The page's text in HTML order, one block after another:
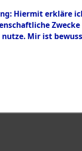
Hiermit erkläre
Mir ist